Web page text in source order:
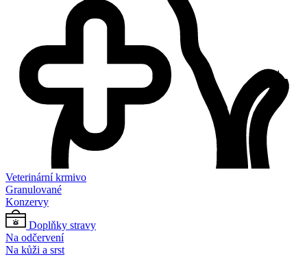
Veterinární krmivo
Granulované
Konzervy
Doplňky stravy
Na odčervení
Na kůži a srst